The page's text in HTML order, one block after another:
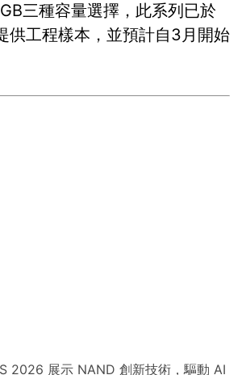
三種容量選擇，此系列已於
供工程樣本，並預計自3月開始
2026 展示 NAND 創新技術，驅動 AI